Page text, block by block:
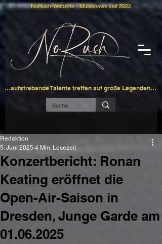
…aufstrebende Talente treffen auf große Legenden…
NoRush-Webzine - Musiknews seit 2022
Konzertbericht: Ronan
Keating eröffnet die
Open-Air-Saison in
Dresden, Junge Garde am
01.06.2025
Redaktion
5. Juni 2025 4 Min. Lesezeit